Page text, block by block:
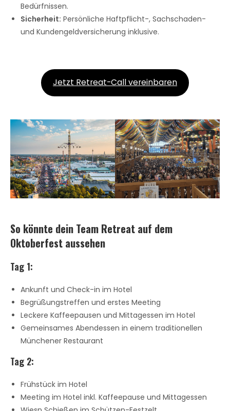
Bedürfnissen.
Sicherheit: Persönliche Haftpflicht-, Sachschaden-
und Kundengeldversicherung inklusive.
Jetzt Retreat-Call vereinbaren
So könnte dein Team Retreat auf dem
Oktoberfest aussehen
Tag 1:
Ankunft und Check-in im Hotel
Begrüßungstreffen und erstes Meeting
Leckere Kaffeepausen und Mittagessen im Hotel
Gemeinsames Abendessen in einem traditionellen
Münchener Restaurant
Tag 2:
Frühstück im Hotel
Meeting im Hotel inkl. Kaffeepause und Mittagessen